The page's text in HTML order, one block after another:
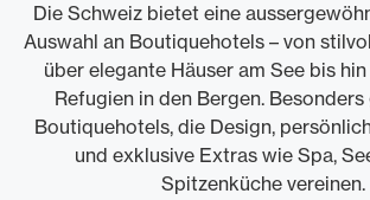
Die Schweiz bietet eine
Auswahl an Boutiquehotels – von
über elegante Häuser am See bis
Refugien in den Bergen.
Boutiquehotels, die Design,
und exklusive Extras wie Spa,
Spitzenküche vereinen.